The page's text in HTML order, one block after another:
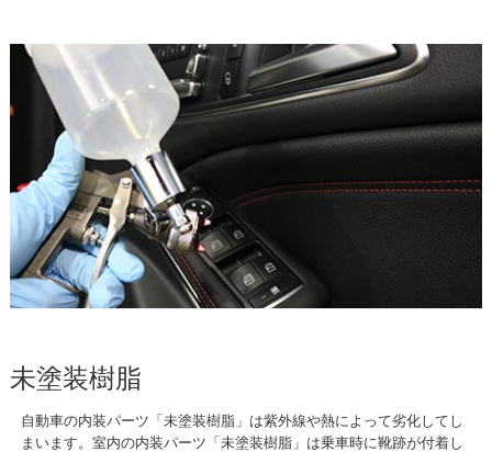
未塗装樹脂
自動車の内装パーツ「未塗装樹脂」は紫外線や熱によって劣化してし
まいます。室内の内装パーツ「未塗装樹脂」は乗車時に靴跡が付着し